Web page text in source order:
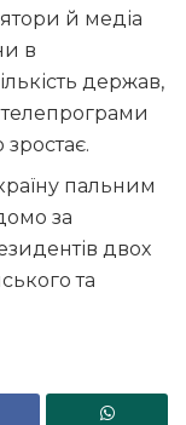
й медіа
в
держав,
телепрограми
пальним
за
двох
та